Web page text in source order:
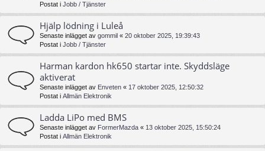
Postat i Jobb / Tjänster
Hjälp lödning i Luleå
Senaste inlägget av gommil « 20 oktober 2025, 19:39:43
Postat i Jobb / Tjänster
Harman kardon hk650 startar inte. Skyddsläge
aktiverat
Senaste inlägget av Enveten « 17 oktober 2025, 12:50:32
Postat i Allmän Elektronik
Ladda LiPo med BMS
Senaste inlägget av FormerMazda « 13 oktober 2025, 15:50:24
Postat i Allmän Elektronik